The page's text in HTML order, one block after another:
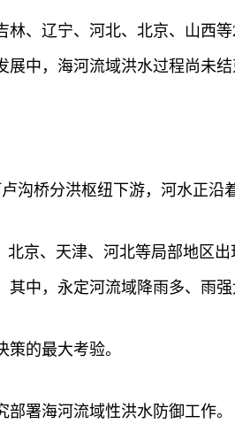
、辽宁、河北、北京、山西
中，海河流域洪水过程尚未
沟桥分洪枢纽下游，河水正沿
京、天津、河北等局部地区
中，永定河流域降雨多、雨
的最大考验。
署海河流域性洪水防御工作。